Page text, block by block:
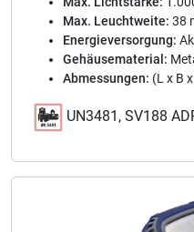
Max. Leuchtweite: 38
Energieversorgung:
Gehäusematerial:
Abmessungen: (L x B
UN3481, SV188